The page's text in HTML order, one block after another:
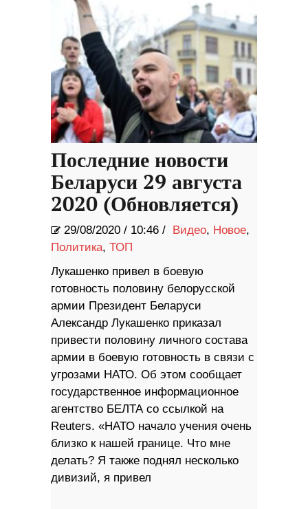
Последние новости
Беларуси 29 августа
2020 (Обновляется)
29/08/2020 / 10:46 / Видео, Новое,
Политика, ТОП
Лукашенко привел в боевую
готовность половину белорусской
армии Президент Беларуси
Александр Лукашенко приказал
привести половину личного состава
армии в боевую готовность в связи с
угрозами НАТО. Об этом сообщает
государственное информационное
агентство БЕЛТА со ссылкой на
Reuters. «НАТО начало учения очень
близко к нашей границе. Что мне
делать? Я также поднял несколько
дивизий, я привел